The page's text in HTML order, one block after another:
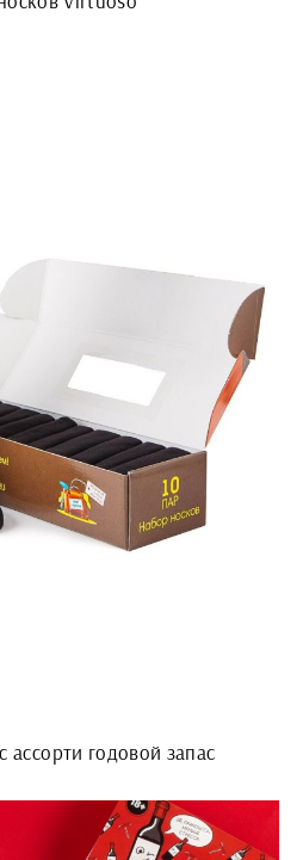
ассорти годовой запас